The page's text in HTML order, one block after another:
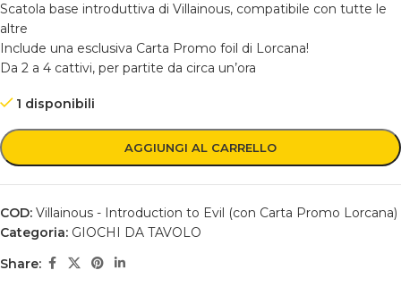
Scatola base introduttiva di Villainous, compatibile con tutte le
altre
Include una esclusiva Carta Promo foil di Lorcana!
Da 2 a 4 cattivi, per partite da circa un’ora
1 disponibili
AGGIUNGI AL CARRELLO
COD: Villainous - Introduction to Evil (con Carta Promo Lorcana)
Categoria: GIOCHI DA TAVOLO
Share: